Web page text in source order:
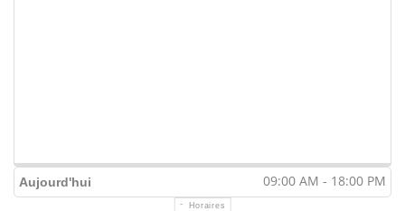
Aujourd'hui 09:00 AM - 18:00 PM
Horaires